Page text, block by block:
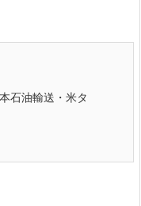
石油輸送・米タ